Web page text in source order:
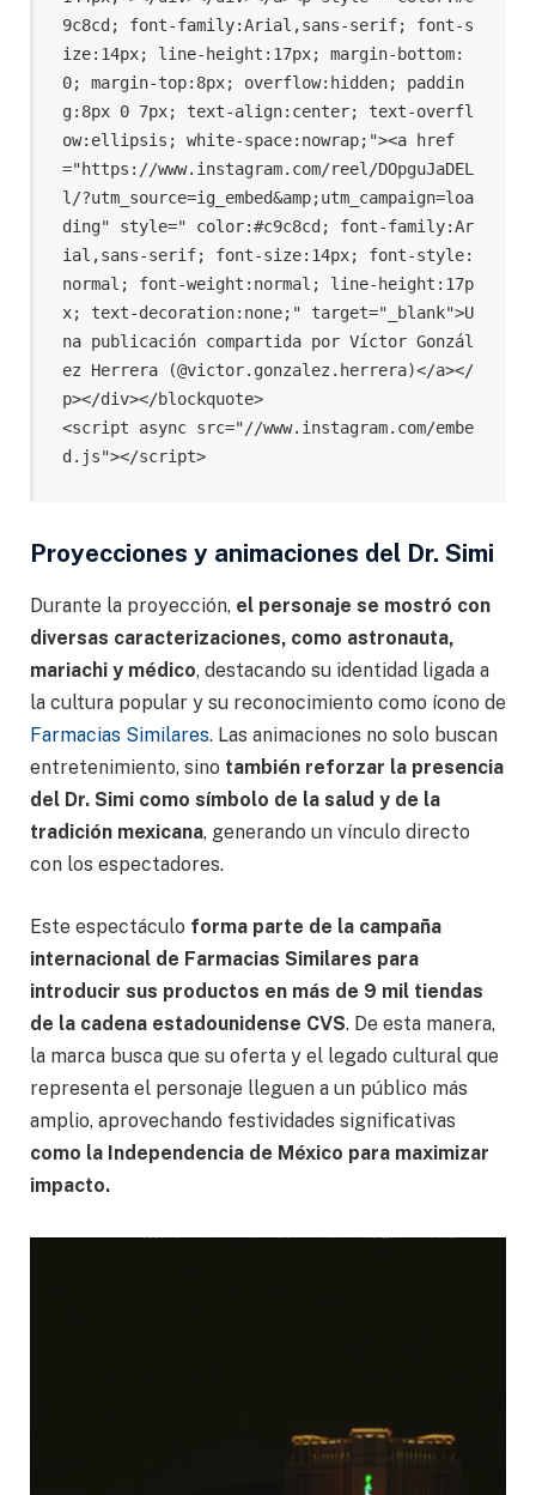
9c8cd; font-family:Arial,sans-serif; font-s
ize:14px; line-height:17px; margin-bottom:
0; margin-top:8px; overflow:hidden; paddin
g:8px 0 7px; text-align:center; text-overfl
ow:ellipsis; white-space:nowrap;"><a href
="https://www.instagram.com/reel/DOpguJaDEL
l/?utm_source=ig_embed&amp;utm_campaign=loa
ding" style=" color:#c9c8cd; font-family:Ar
ial,sans-serif; font-size:14px; font-style:
normal; font-weight:normal; line-height:17p
x; text-decoration:none;" target="_blank">U
na publicación compartida por Víctor Gonzál
ez Herrera (@victor.gonzalez.herrera)</a></
p></div></blockquote>
<script async src="//www.instagram.com/embe
d.js"></script>
Proyecciones y animaciones del Dr. Simi
Durante la proyección, el personaje se mostró con
diversas caracterizaciones, como astronauta,
mariachi y médico, destacando su identidad ligada a
la cultura popular y su reconocimiento como ícono de
Farmacias Similares. Las animaciones no solo buscan
entretenimiento, sino también reforzar la presencia
del Dr. Simi como símbolo de la salud y de la
tradición mexicana, generando un vínculo directo
con los espectadores.
Este espectáculo forma parte de la campaña
internacional de Farmacias Similares para
introducir sus productos en más de 9 mil tiendas
de la cadena estadounidense CVS. De esta manera,
la marca busca que su oferta y el legado cultural que
representa el personaje lleguen a un público más
amplio, aprovechando festividades significativas
como la Independencia de México para maximizar
impacto.